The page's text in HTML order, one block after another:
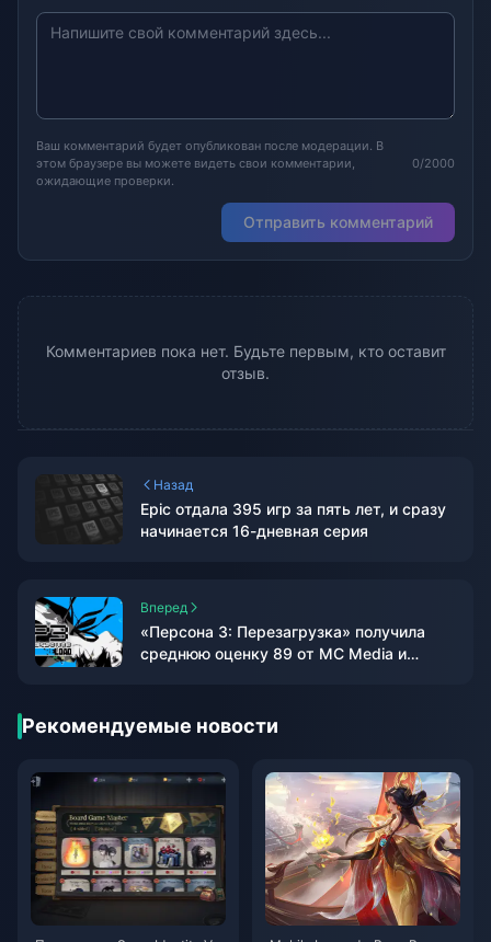
Ваш комментарий будет опубликован после модерации. В
этом браузере вы можете видеть свои комментарии,
ожидающие проверки.
0/2000
Отправить комментарий
Комментариев пока нет. Будьте первым, кто оставит
отзыв.
Назад
Epic отдала 395 игр за пять лет, и сразу
начинается 16-дневная серия
Вперед
«Персона 3: Перезагрузка» получила
среднюю оценку 89 от MC Media и
Рекомендуемые новости